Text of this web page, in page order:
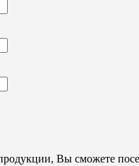
Вы сможете